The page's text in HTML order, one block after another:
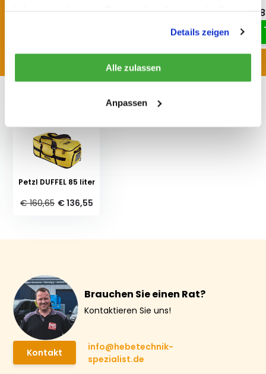
Details zeigen
Alle zulassen
Anpassen
€ 156,78
Petzl DUFFEL 85 liter
€ 160,65 € 136,55
Brauchen Sie einen Rat?
Kontaktieren Sie uns!
Kontakt
info@hebetechnik-
spezialist.de